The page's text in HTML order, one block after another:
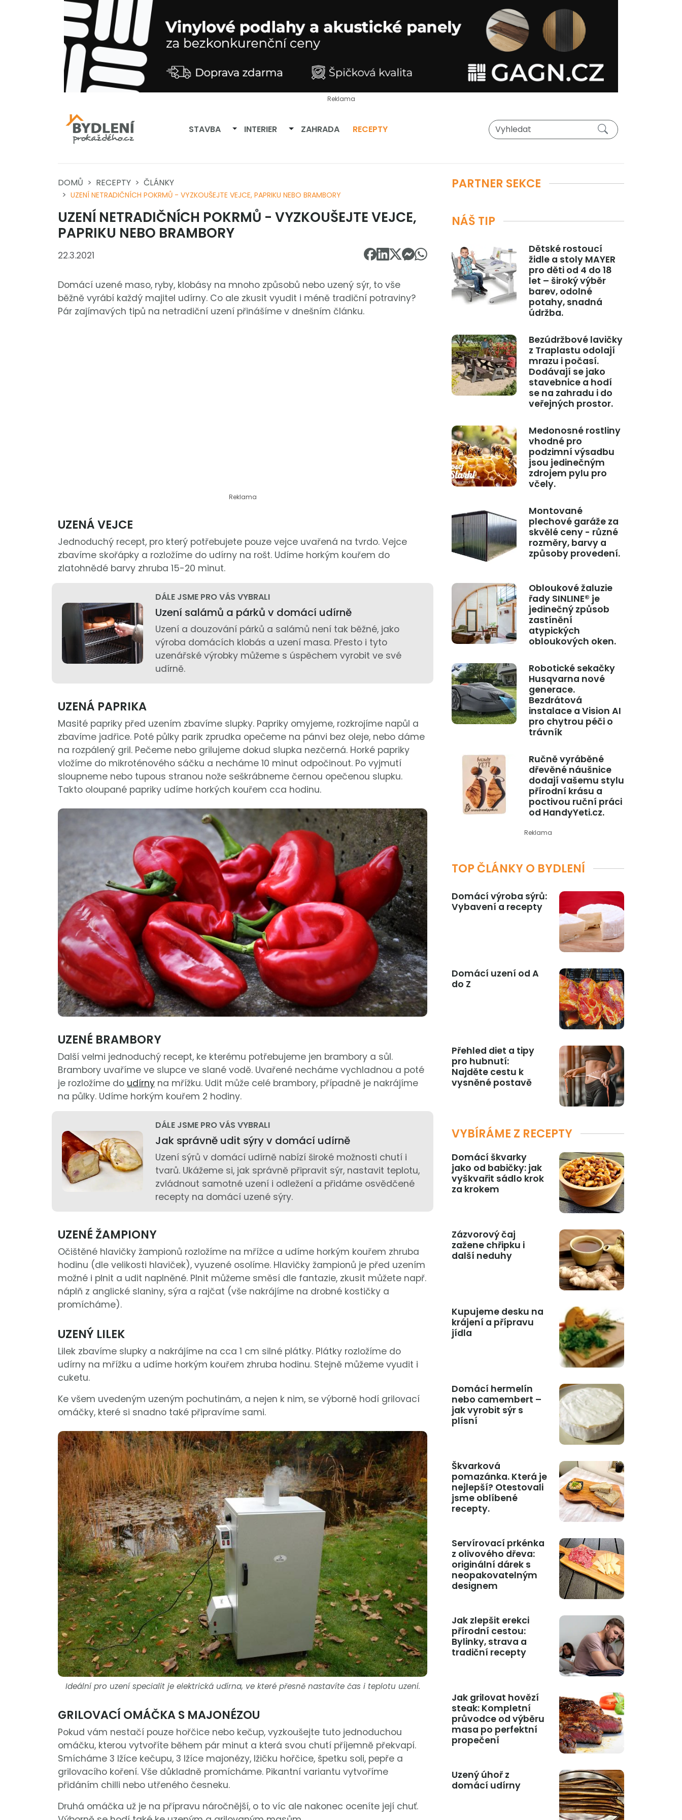
Reklama
STAVBA Přepnout dropdown
INTERIER Přepnout dropdown
ZAHRADA RECEPTY
DOMŮ RECEPTY ČLÁNKY
UZENÍ NETRADIČNÍCH POKRMŮ - VYZKOUŠEJTE VEJCE, PAPRIKU NEBO BRAMBORY
UZENÍ NETRADIČNÍCH POKRMŮ - VYZKOUŠEJTE VEJCE,
PAPRIKU NEBO BRAMBORY
22.3.2021
Domácí uzené maso, ryby, klobásy na mnoho způsobů nebo uzený sýr, to vše
běžně vyrábí každý majitel udírny. Co ale zkusit vyudit i méně tradiční potraviny?
Pár zajímavých tipů na netradiční uzení přinášíme v dnešním článku.
Reklama
UZENÁ VEJCE
Jednoduchý recept, pro který potřebujete pouze vejce uvařená na tvrdo. Vejce
zbavíme skořápky a rozložíme do udírny na rošt. Udíme horkým kouřem do
zlatohnědé barvy zhruba 15-20 minut.
DÁLE JSME PRO VÁS VYBRALI
Uzení salámů a párků v domácí udírně
Uzení a douzování párků a salámů není tak běžné, jako
výroba domácích klobás a uzení masa. Přesto i tyto
uzenářské výrobky můžeme s úspěchem vyrobit ve své
udírně.
UZENÁ PAPRIKA
Masité papriky před uzením zbavíme slupky. Papriky omyjeme, rozkrojíme napůl a
zbavíme jadřice. Poté půlky parik zprudka opečeme na pánvi bez oleje, nebo dáme
na rozpálený gril. Pečeme nebo grilujeme dokud slupka nezčerná. Horké papriky
vložíme do mikroténového sáčku a necháme 10 minut odpočinout. Po vyjmutí
sloupneme nebo tupous stranou nože seškrábneme černou opečenou slupku.
Takto oloupané papriky udíme horkých kouřem cca hodinu.
UZENÉ BRAMBORY
Další velmi jednoduchý recept, ke kterému potřebujeme jen brambory a sůl.
Brambory uvaříme ve slupce ve slané vodě. Uvařené necháme vychladnou a poté
je rozložíme do udírny na mřížku. Udit může celé brambory, případně je nakrájíme
na půlky. Udíme horkým kouřem 2 hodiny.
DÁLE JSME PRO VÁS VYBRALI
Jak správně udit sýry v domácí udírně
Uzení sýrů v domácí udírně nabízí široké možnosti chutí i
tvarů. Ukážeme si, jak správně připravit sýr, nastavit teplotu,
zvládnout samotné uzení i odležení a přidáme osvědčené
recepty na domácí uzené sýry.
UZENÉ ŽAMPIONY
Očištěné hlavičky žampionů rozložíme na mřížce a udíme horkým kouřem zhruba
hodinu (dle velikosti hlaviček), vyuzené osolíme. Hlavičky žampionů je před uzením
možné i plnit a udit naplněné. Plnit můžeme směsí dle fantazie, zkusit můžete např.
náplň z anglické slaniny, sýra a rajčat (vše nakrájíme na drobné kostičky a
promícháme).
UZENÝ LILEK
Lilek zbavíme slupky a nakrájíme na cca 1 cm silné plátky. Plátky rozložíme do
udírny na mřížku a udíme horkým kouřem zhruba hodinu. Stejně můžeme vyudit i
cuketu.
Ke všem uvedeným uzeným pochutinám, a nejen k nim, se výborně hodí grilovací
omáčky, které si snadno také připravíme sami.
Ideální pro uzení specialit je elektrická udírna, ve které přesně nastavíte čas i teplotu uzení.
GRILOVACÍ OMÁČKA S MAJONÉZOU
Pokud vám nestačí pouze hořčice nebo kečup, vyzkoušejte tuto jednoduchou
omáčku, kterou vytvoříte během pár minut a která svou chutí příjemně překvapí.
Smícháme 3 lžíce kečupu, 3 lžíce majonézy, lžičku hořčice, špetku soli, pepře a
grilovacího koření. Vše důkladně promícháme. Pikantní variantu vytvoříme
přidáním chilli nebo utřeného česneku.
Druhá omáčka už je na přípravu náročnější, o to víc ale nakonec oceníte její chuť.
PARTNER SEKCE
NÁŠ TIP
Dětské rostoucí
židle a stoly MAYER
pro děti od 4 do 18
let – široký výběr
barev, odolné
potahy, snadná
údržba.
Bezúdržbové lavičky
z Traplastu odolají
mrazu i počasí.
Dodávají se jako
stavebnice a hodí
se na zahradu i do
veřejných prostor.
Medonosné rostliny
vhodné pro
podzimní výsadbu
jsou jedinečným
zdrojem pylu pro
včely.
Montované
plechové garáže za
skvělé ceny - různé
rozměry, barvy a
způsoby provedení.
Obloukové žaluzie
řady SINLINE® je
jedinečný způsob
zastínění
atypických
obloukových oken.
Robotické sekačky
Husqvarna nové
generace.
Bezdrátová
instalace a Vision AI
pro chytrou péči o
trávník
Ručně vyráběné
dřevěné náušnice
dodají vašemu stylu
přírodní krásu a
poctivou ruční práci
od HandyYeti.cz.
Reklama
TOP ČLÁNKY O BYDLENÍ
Domácí výroba sýrů:
Vybavení a recepty
Domácí uzení od A
do Z
Přehled diet a tipy
pro hubnutí:
Najděte cestu k
vysněné postavě
VYBÍRÁME Z RECEPTY
Domácí škvarky
jako od babičky: jak
vyškvařit sádlo krok
za krokem
Zázvorový čaj
zažene chřipku i
další neduhy
Kupujeme desku na
krájení a přípravu
jídla
Domácí hermelín
nebo camembert –
jak vyrobit sýr s
plísní
Škvarková
pomazánka. Která je
nejlepší? Otestovali
jsme oblíbené
recepty.
Servírovací prkénka
z olivového dřeva:
originální dárek s
neopakovatelným
designem
Jak zlepšit erekci
přírodní cestou:
Bylinky, strava a
tradiční recepty
Jak grilovat hovězí
steak: Kompletní
průvodce od výběru
masa po perfektní
propečení
Uzený úhoř z
domácí udírny